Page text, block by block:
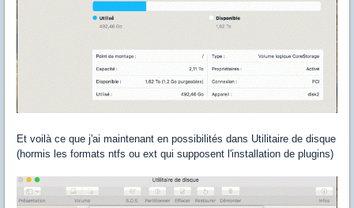
Et voilà ce que j'ai maintenant en possibilités dans Utilitaire de disque
(hormis les formats ntfs ou ext qui supposent l'installation de plugins)